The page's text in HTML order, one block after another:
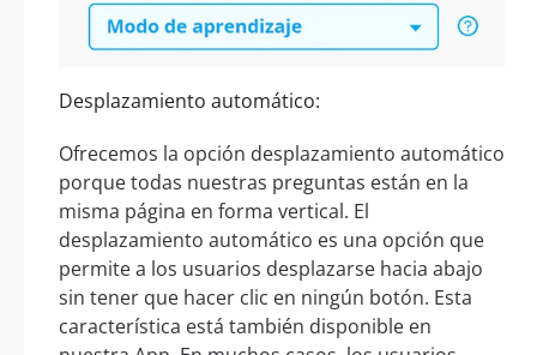
Desplazamiento automático:
Ofrecemos la opción desplazamiento automático
porque todas nuestras preguntas están en la
misma página en forma vertical. El
desplazamiento automático es una opción que
permite a los usuarios desplazarse hacia abajo
sin tener que hacer clic en ningún botón. Esta
característica está también disponible en